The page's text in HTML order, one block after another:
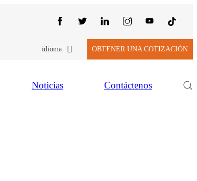
idioma OBTENER UNA COTIZACIÓN
Noticias Contáctenos